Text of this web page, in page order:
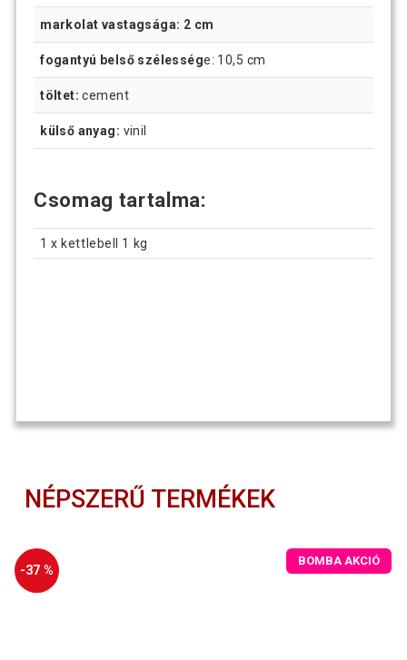
markolat vastagsága: 2 cm
fogantyú belső szélessége: 10,5 cm
töltet: cement
külső anyag: vinil
Csomag tartalma:
1 x kettlebell 1 kg
NÉPSZERŰ TERMÉKEK
-37 %
BOMBA AKCIÓ